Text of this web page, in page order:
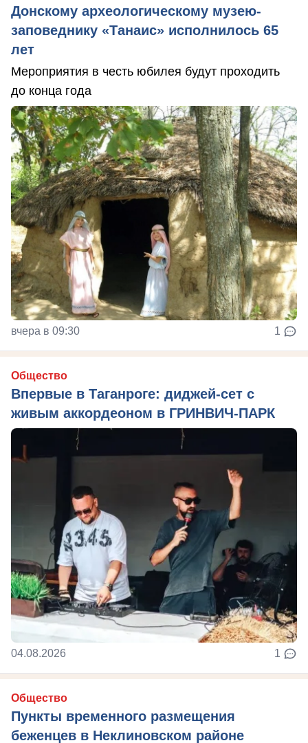
Донскому археологическому музею-
заповеднику «Танаис» исполнилось 65
лет
Мероприятия в честь юбилея будут проходить
до конца года
вчера в 09:30 1
Общество
Впервые в Таганроге: диджей-сет с
живым аккордеоном в ГРИНВИЧ-ПАРК
04.08.2026 1
Общество
Пункты временного размещения
беженцев в Неклиновском районе